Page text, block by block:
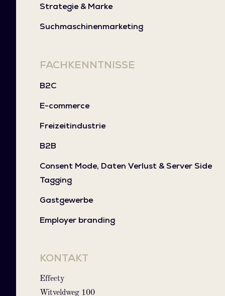
Strategie & Marke
Suchmaschinenmarketing
FACHKENNTNISSE
B2C
E-commerce
Freizeitindustrie
B2B
Consent Mode, Daten Verlust & Server Side
Tagging
Gastgewerbe
Employer branding
KONTAKT
Effecty
Witveldweg 100